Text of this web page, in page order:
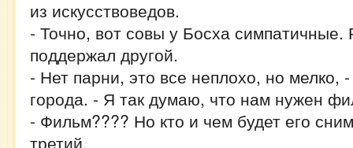
из искусствоведов.
- Точно, вот совы у Босха симпатичные.
поддержал другой.
- Нет парни, это все неплохо, но мелко,
города. - Я так думаю, что нам нужен
- Фильм???? Но кто и чем будет его
третий.